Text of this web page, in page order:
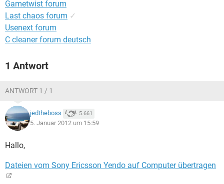
Gametwist forum
Last chaos forum ✓
Usenext forum
C cleaner forum deutsch
1 Antwort
ANTWORT 1 / 1
jedtheboss 5.661
5. Januar 2012 um 15:59
Hallo,
Dateien vom Sony Ericsson Yendo auf Computer übertragen